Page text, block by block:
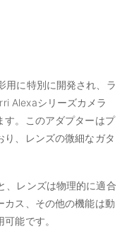
用に特別に開発され、ラ
Alexaシリーズカメラ
す。このアダプターはプ
り、レンズの微細なガタ
、レンズは物理的に適合
カス、その他の機能は動
能です。